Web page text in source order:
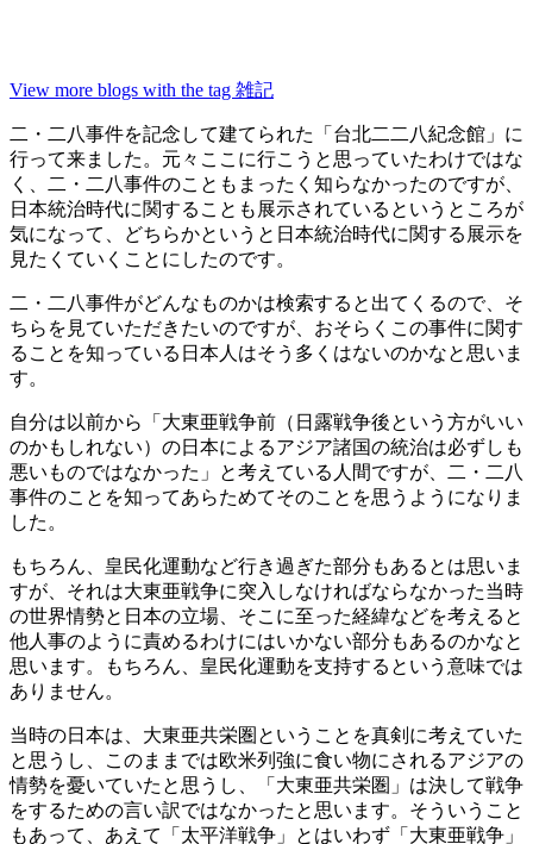
View more blogs with the tag 雑記
二・二八事件を記念して建てられた「台北二二八紀念館」に
行って来ました。元々ここに行こうと思っていたわけではな
く、二・二八事件のこともまったく知らなかったのですが、
日本統治時代に関することも展示されているというところが
気になって、どちらかというと日本統治時代に関する展示を
見たくていくことにしたのです。
二・二八事件がどんなものかは検索すると出てくるので、そ
ちらを見ていただきたいのですが、おそらくこの事件に関す
ることを知っている日本人はそう多くはないのかなと思いま
す。
自分は以前から「大東亜戦争前（日露戦争後という方がいい
のかもしれない）の日本によるアジア諸国の統治は必ずしも
悪いものではなかった」と考えている人間ですが、二・二八
事件のことを知ってあらためてそのことを思うようになりま
した。
もちろん、皇民化運動など行き過ぎた部分もあるとは思いま
すが、それは大東亜戦争に突入しなければならなかった当時
の世界情勢と日本の立場、そこに至った経緯などを考えると
他人事のように責めるわけにはいかない部分もあるのかなと
思います。もちろん、皇民化運動を支持するという意味では
ありません。
当時の日本は、大東亜共栄圏ということを真剣に考えていた
と思うし、このままでは欧米列強に食い物にされるアジアの
情勢を憂いていたと思うし、「大東亜共栄圏」は決して戦争
をするための言い訳ではなかったと思います。そういうこと
もあって、あえて「太平洋戦争」とはいわず「大東亜戦争」